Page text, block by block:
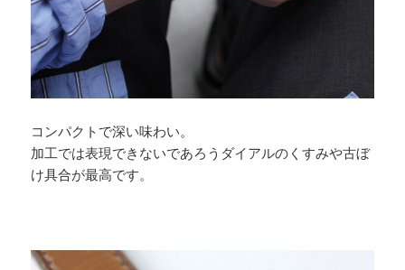
コンパクトで深い味わい。
加工では表現できないであろうダイアルのくすみや古ぼ
け具合が最高です。